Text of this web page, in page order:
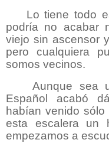
Lo tiene todo
podría no acabar
viejo sin ascensor
pero cualquiera
somos vecinos.
Aunque sea
Español acabó
habían venido
esta escalera un
empezamos a